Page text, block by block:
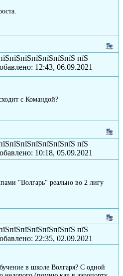
пїЅ
12:43, 06.09.2021
с Командой?
пїЅ
10:18, 05.09.2021
"Волгарь" реально во 2 лигу
пїЅ
22:35, 02.09.2021
в школе Волгаря? С одной